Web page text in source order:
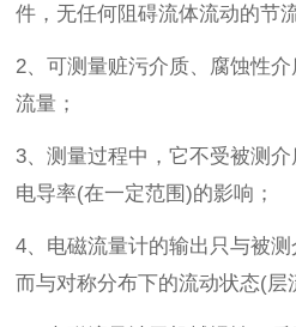
件，无任何阻碍流体流动的节
2、可测量赃污介质、腐蚀性
流量；
3、测量过程中，它不受被测
电导率(在一定范围)的影响；
4、电磁流量计的输出只与被测
而与对称分布下的流动状态(层